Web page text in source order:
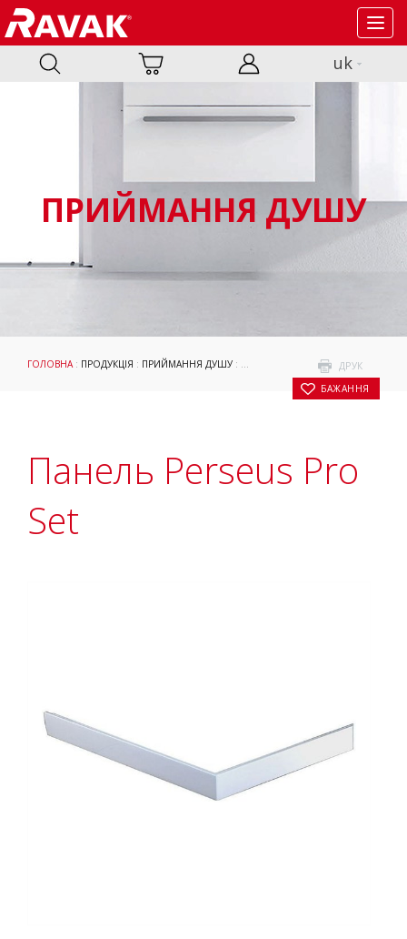
uk
ПРИЙМАННЯ ДУШУ
ДРУК
БАЖАННЯ
ГОЛОВНА: ПРОДУКЦІЯ : ПРИЙМАННЯ ДУШУ : ДУШОВІ ПІДДОНИ: АКСЕСУАРИ
Панель Perseus Pro
Set